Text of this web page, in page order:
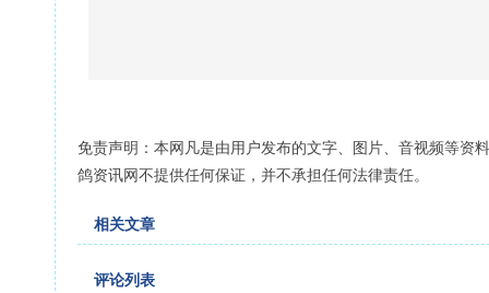
免责声明：本网凡是由用户发布的文字、图片、音视频等资
鸽资讯网不提供任何保证，并不承担任何法律责任。
相关文章
评论列表